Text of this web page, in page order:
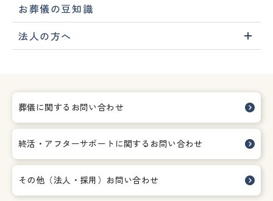
お葬儀の豆知識
法人の方へ
葬儀に関するお問い合わせ
終活・アフターサポートに関する お問い合わせ
その他（法人・採用）お問い合わせ